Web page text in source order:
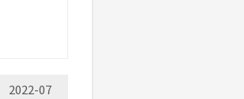
2022-07